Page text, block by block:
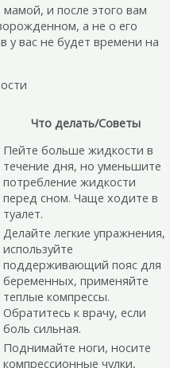
и после этого вам
а не о его
у вас не будет времени на
Что делать/Советы
Пейте больше жидкости в
течение дня, но уменьшите
потребление жидкости
перед сном. Чаще ходите в
туалет.
Делайте легкие упражнения,
используйте
поддерживающий пояс для
беременных, применяйте
теплые компрессы.
Обратитесь к врачу, если
боль сильная.
Поднимайте ноги, носите
компрессионные чулки,